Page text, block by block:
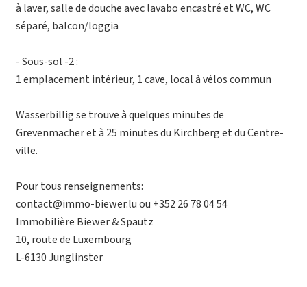
à laver, salle de douche avec lavabo encastré et WC, WC
séparé, balcon/loggia
- Sous-sol -2 :
1 emplacement intérieur, 1 cave, local à vélos commun
Wasserbillig se trouve à quelques minutes de
Grevenmacher et à 25 minutes du Kirchberg et du Centre-
ville.
Pour tous renseignements:
contact@immo-biewer.lu ou +352 26 78 04 54
Immobilière Biewer & Spautz
10, route de Luxembourg
L-6130 Junglinster